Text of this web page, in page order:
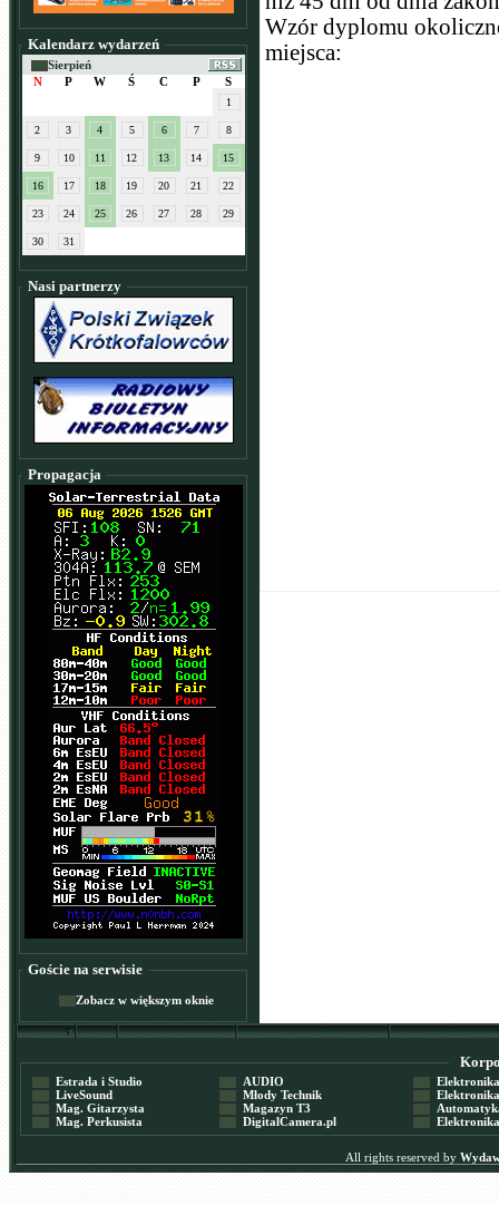
Kalendarz wydarzeń
Sierpień
N
P W Ś C P S
1
2 3 4 5 6 7 8
9 10 11 12 13 14 15
16 17 18 19 20 21 22
23 24 25 26 27 28 29
30 31
Nasi partnerzy
Propagacja
Goście na serwisie
Zobacz w większym oknie
Wzór dyplomu
miejsca:
Estrada i Studio
LiveSound
Mag. Gitarzysta
Mag. Perkusista
AUDIO
Młody Technik
Magazyn T3
DigitalCamera.pl
Elektronika
Elektronika
Automatyka
Elektronika
All rights reserved by